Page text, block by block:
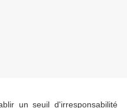
un seuil d'irresponsabilité